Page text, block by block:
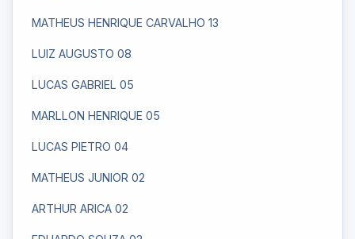
MATHEUS HENRIQUE CARVALHO 13
LUIZ AUGUSTO 08
LUCAS GABRIEL 05
MARLLON HENRIQUE 05
LUCAS PIETRO 04
MATHEUS JUNIOR 02
ARTHUR ARICA 02